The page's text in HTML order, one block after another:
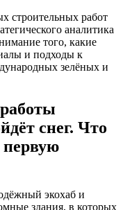
строительных работ
аналитика
того, какие
и подходы к
зелёных и
снег. Что
первую
экохаб и
здания, в которых